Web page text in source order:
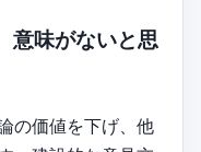
意味がないと思
の価値を下げ、他